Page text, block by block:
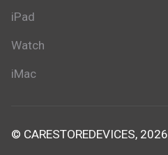
iPad
Watch
iMac
© CARESTOREDEVICES, 2026